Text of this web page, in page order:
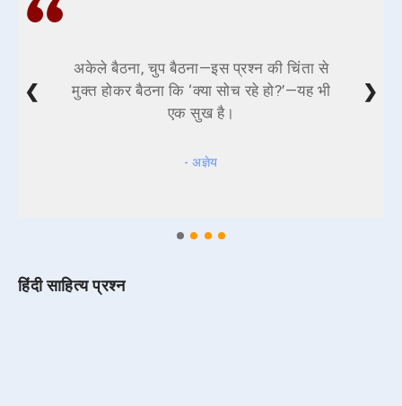
अकेले बैठना, चुप बैठना—इस प्रश्न की चिंता से
मुक्त होकर बैठना कि ‘क्या सोच रहे हो?’—यह भी
एक सुख है।
- अज्ञेय
❮ ❯
हिंदी साहित्य प्रश्न